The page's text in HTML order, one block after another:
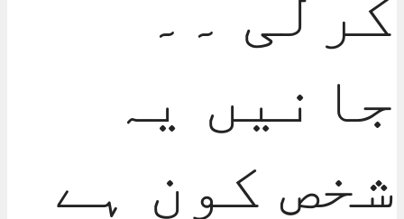
جانیں یہ
شخص کون ہے